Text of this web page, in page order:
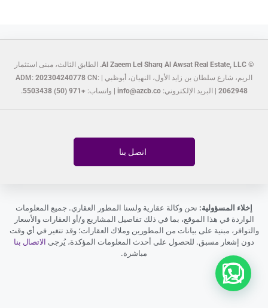
©
Al Zaeem Lel Sharq Al Awsat Real Estate, LLC.
الطابق الثالث، مبنى استثمار
الريم، شارع سلطان بن زايد الأول، النهيان، أبوظبي | ADM:
202304240778 CN:
2062948 | البريد الإلكتروني:info@azcb.co | واتساب: +971 (50) 5503438
.
اتصل بنا
إخلاء المسؤولية: نحن وكالة عقارية ولسنا المطور العقاري. جميع المعلومات
الواردة في هذا الموقع، بما في ذلك تفاصيل المشاريع و/أو العقارات والأسعار
والتوافر، مبنية على بيانات من المطورين وملاك العقارات؛ وقد تتغير في أي وقت
دون إشعار مسبق. للحصول على أحدث المعلومات المؤكدة، يُرجى الاتصال بنا
مباشرة.